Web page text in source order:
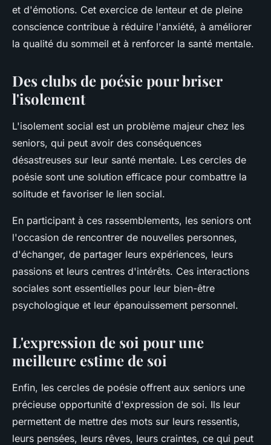
et d'émotions. Cet exercice de lenteur et de pleine
conscience contribue à réduire l'anxiété, à améliorer
la qualité du sommeil et à renforcer la santé mentale.
Des clubs de poésie pour briser
l'isolement
L'isolement social est un problème majeur chez les
seniors, qui peut avoir des conséquences
désastreuses sur leur santé mentale. Les cercles de
poésie sont une solution efficace pour combattre la
solitude et favoriser le lien social.
En participant à ces rassemblements, les seniors ont
l'occasion de rencontrer de nouvelles personnes,
d'échanger, de partager leurs expériences, leurs
passions et leurs centres d'intérêts. Ces interactions
sociales sont essentielles pour leur bien-être
psychologique et leur épanouissement personnel.
L'expression de soi pour une
meilleure estime de soi
Enfin, les cercles de poésie offrent aux seniors une
précieuse opportunité d'expression de soi. Ils leur
permettent de mettre des mots sur leurs ressentis,
leurs pensées, leurs rêves, leurs craintes, ce qui peut